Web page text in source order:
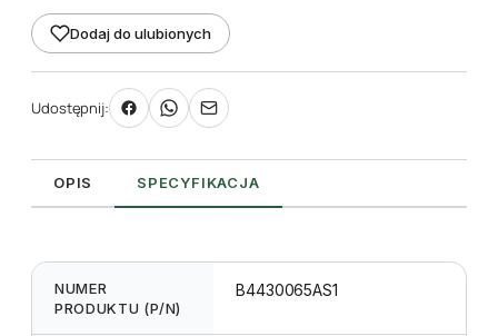
65
mm
300m
Black
Toshiba
Dodaj do ulubionych
Udostępnij:
OPIS SPECYFIKACJA
NUMER
PRODUKTU (P/N)
B4430065AS1